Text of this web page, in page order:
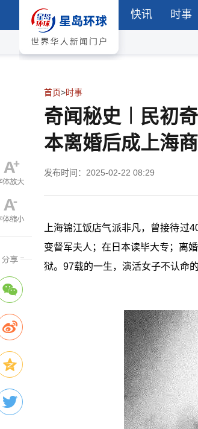
快讯 时事
首页>时事
奇闻秘史︱民初
本离婚后成上海
发布时间：2025-02-22 08:29
上海锦江饭店气派非凡，曾接待
变督军夫人；在日本读毕大专；离
狱。97载的一生，演活女子不认命的